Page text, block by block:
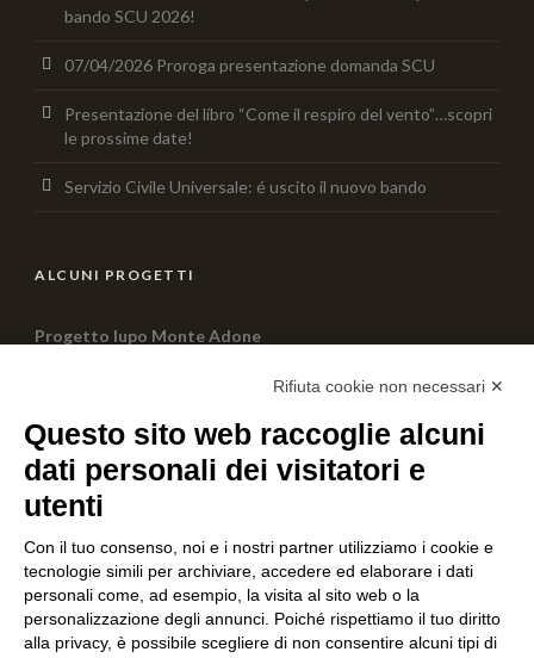
bando SCU 2026!
07/04/2026 Proroga presentazione domanda SCU
Presentazione del libro “Come il respiro del vento”…scopri
le prossime date!
Servizio Civile Universale: é uscito il nuovo bando
ALCUNI PROGETTI
Progetto lupo Monte Adone
PROGETTO JUST FREEDOM
0 Comment
AIUTACI CON UNA DONAZIONE
Rifiuta cookie non necessari ✕
Questo sito web raccoglie alcuni
dati personali dei visitatori e
utenti
Con il tuo consenso, noi e i nostri partner utilizziamo i cookie e
tecnologie simili per archiviare, accedere ed elaborare i dati
personali come, ad esempio, la visita al sito web o la
personalizzazione degli annunci. Poiché rispettiamo il tuo diritto
alla privacy, è possibile scegliere di non consentire alcuni tipi di